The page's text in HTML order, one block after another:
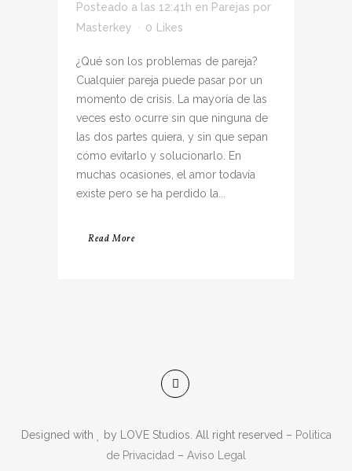
Posteado a las 12:41h en Parejas por
Masterkey
0 Likes
¿Qué son los problemas de pareja?
Cualquier pareja puede pasar por un
momento de crisis. La mayoría de las
veces esto ocurre sin que ninguna de
las dos partes quiera, y sin que sepan
cómo evitarlo y solucionarlo. En
muchas ocasiones, el amor todavía
existe pero se ha perdido la...
Read More
Designed with by LOVE Studios. All right reserved – Politica
de Privacidad – Aviso Legal